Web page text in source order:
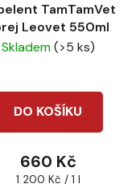
TamTamVet
Leovet 550ml
Skladem(>5 ks)
DO KOŠÍKU
660 Kč
Měrná
1 200 Kč / 1 l